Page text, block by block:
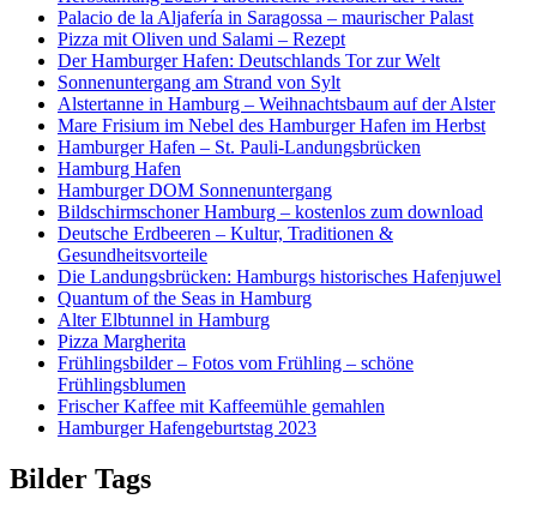
Palacio de la Aljafería in Saragossa – maurischer Palast
Pizza mit Oliven und Salami – Rezept
Der Hamburger Hafen: Deutschlands Tor zur Welt
Sonnenuntergang am Strand von Sylt
Alstertanne in Hamburg – Weihnachtsbaum auf der Alster
Mare Frisium im Nebel des Hamburger Hafen im Herbst
Hamburger Hafen – St. Pauli-Landungsbrücken
Hamburg Hafen
Hamburger DOM Sonnenuntergang
Bildschirmschoner Hamburg – kostenlos zum download
Deutsche Erdbeeren – Kultur, Traditionen &
Gesundheitsvorteile
Die Landungsbrücken: Hamburgs historisches Hafenjuwel
Quantum of the Seas in Hamburg
Alter Elbtunnel in Hamburg
Pizza Margherita
Frühlingsbilder – Fotos vom Frühling – schöne
Frühlingsblumen
Frischer Kaffee mit Kaffeemühle gemahlen
Hamburger Hafengeburtstag 2023
Bilder Tags